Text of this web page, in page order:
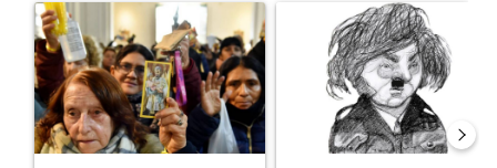
Un artículo de tendencia con el título "San Cayetano 2026:
Un artículo de tendencia